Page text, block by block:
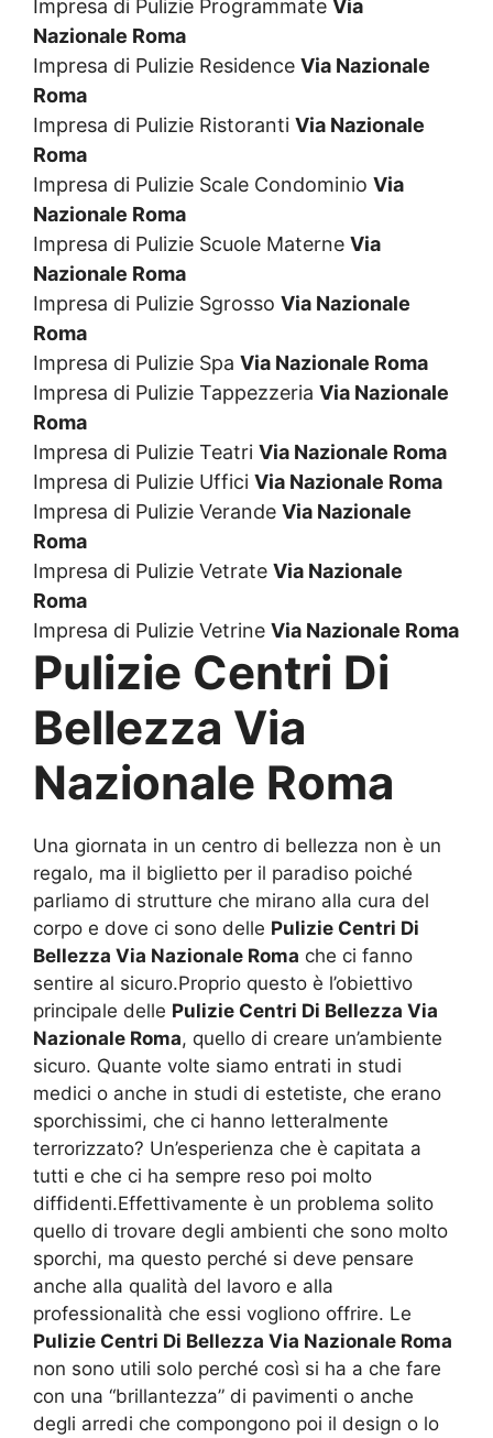
Impresa di Pulizie Programmate Via
Nazionale Roma
Impresa di Pulizie Residence Via Nazionale
Roma
Impresa di Pulizie Ristoranti Via Nazionale
Roma
Impresa di Pulizie Scale Condominio Via
Nazionale Roma
Impresa di Pulizie Scuole Materne Via
Nazionale Roma
Impresa di Pulizie Sgrosso Via Nazionale
Roma
Impresa di Pulizie Spa Via Nazionale Roma
Impresa di Pulizie Tappezzeria Via Nazionale
Roma
Impresa di Pulizie Teatri Via Nazionale Roma
Impresa di Pulizie Uffici Via Nazionale Roma
Impresa di Pulizie Verande Via Nazionale
Roma
Impresa di Pulizie Vetrate Via Nazionale
Roma
Impresa di Pulizie Vetrine Via Nazionale Roma
Pulizie Centri Di
Bellezza Via
Nazionale Roma
Una giornata in un centro di bellezza non è un
regalo, ma il biglietto per il paradiso poiché
parliamo di strutture che mirano alla cura del
corpo e dove ci sono delle Pulizie Centri Di
Bellezza Via Nazionale Roma che ci fanno
sentire al sicuro.Proprio questo è l’obiettivo
principale delle Pulizie Centri Di Bellezza Via
Nazionale Roma, quello di creare un’ambiente
sicuro. Quante volte siamo entrati in studi
medici o anche in studi di estetiste, che erano
sporchissimi, che ci hanno letteralmente
terrorizzato? Un’esperienza che è capitata a
tutti e che ci ha sempre reso poi molto
diffidenti.Effettivamente è un problema solito
quello di trovare degli ambienti che sono molto
sporchi, ma questo perché si deve pensare
anche alla qualità del lavoro e alla
professionalità che essi vogliono offrire. Le
Pulizie Centri Di Bellezza Via Nazionale Roma
non sono utili solo perché così si ha a che fare
con una “brillantezza” di pavimenti o anche
degli arredi che compongono poi il design o lo